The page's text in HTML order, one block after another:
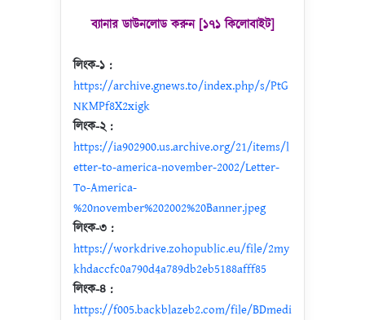
ব্যানার ডাউনলোড করুন [১৭১ কিলোবাইট]
লিংক-১ :
https://archive.gnews.to/index.php/s/PtG
NKMPf8X2xigk
লিংক-২ :
https://ia902900.us.archive.org/21/items/l
etter-to-america-november-2002/Letter-
To-America-
%20november%202002%20Banner.jpeg
লিংক-৩ :
https://workdrive.zohopublic.eu/file/2my
khdaccfc0a790d4a789db2eb5188afff85
লিংক-৪ :
https://f005.backblazeb2.com/file/BDmedi